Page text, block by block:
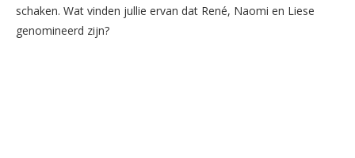
schaken. Wat vinden jullie ervan dat René, Naomi en Liese
genomineerd zijn?